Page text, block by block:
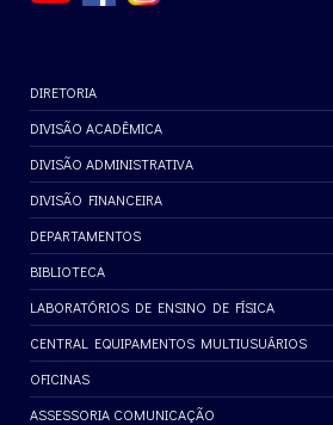
DIRETORIA
DIVISÃO ACADÊMICA
DIVISÃO ADMINISTRATIVA
DIVISÃO FINANCEIRA
DEPARTAMENTOS
BIBLIOTECA
LABORATÓRIOS DE ENSINO DE FÍSICA
CENTRAL EQUIPAMENTOS MULTIUSUÁRIOS
OFICINAS
ASSESSORIA COMUNICAÇÃO